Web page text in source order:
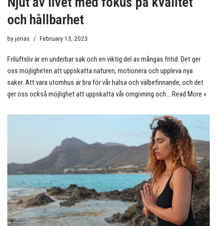
och hållbarhet
byjonas February 13, 2023
Friluftsliv är en underbar sak och en viktig del av mångas fritid. Det ger
oss möjligheten att uppskatta naturen, motionera och uppleva nya
saker. Att vara utomhus är bra för vår hälsa och välbefinnande, och det
ger oss också möjlighet att uppskatta vår omgivning och… Read More »